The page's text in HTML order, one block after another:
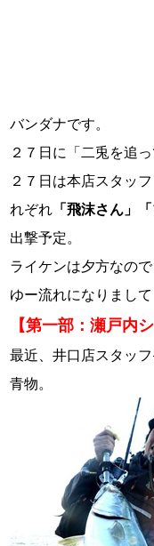
バンダナです。
２７日に「二兎を追
２７日は本店スタッ
れぞれ 「飛沫さん」
出撃予定。
ライケンは夕方なので
ゆー流れになりまして
【第一部：瀬戸内
最近、井口店スタッ
青物。